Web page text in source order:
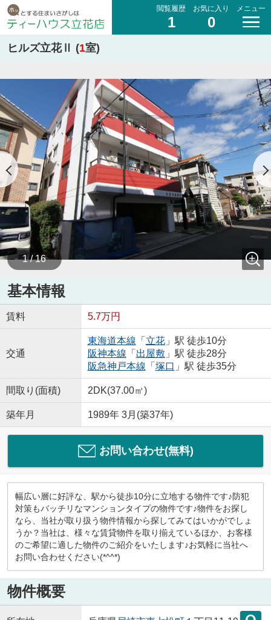
閲覧履歴
1
お気に入り
0
メニュー
ヒルズ立花Ⅱ (1室)
1 / 16
基本情報
賃料 5.7万円
交通
東海道本線 「 立花」駅 徒歩10分
阪神本線 「 出屋敷 」駅 徒歩28分
阪急神戸本線 「 塚口 」駅 徒歩35分
間取り(面積) 2DK(37.00㎡)
築年月 1989年 3月(築37年)
お問い合わせ(無料)
幅広い層に好評な、駅から徒歩10分に立地する物件です♪防犯
対策もバッチリなマンションタイプの物件です♪物件をお探し
なら、当社が取り扱う物件情報から探してみてはいかがでしょ
うか？当社は、様々な賃貸物件を取り揃えているほか、お客様
のご希望に適した物件のご紹介をいたします♪お気軽に当社へ
お問い合わせください(*^^*)
物件概要